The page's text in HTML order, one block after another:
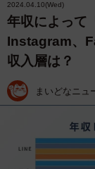
2024.04.10(Wed)
年収によって
Instagram、
収入層は？
まいどなニュ